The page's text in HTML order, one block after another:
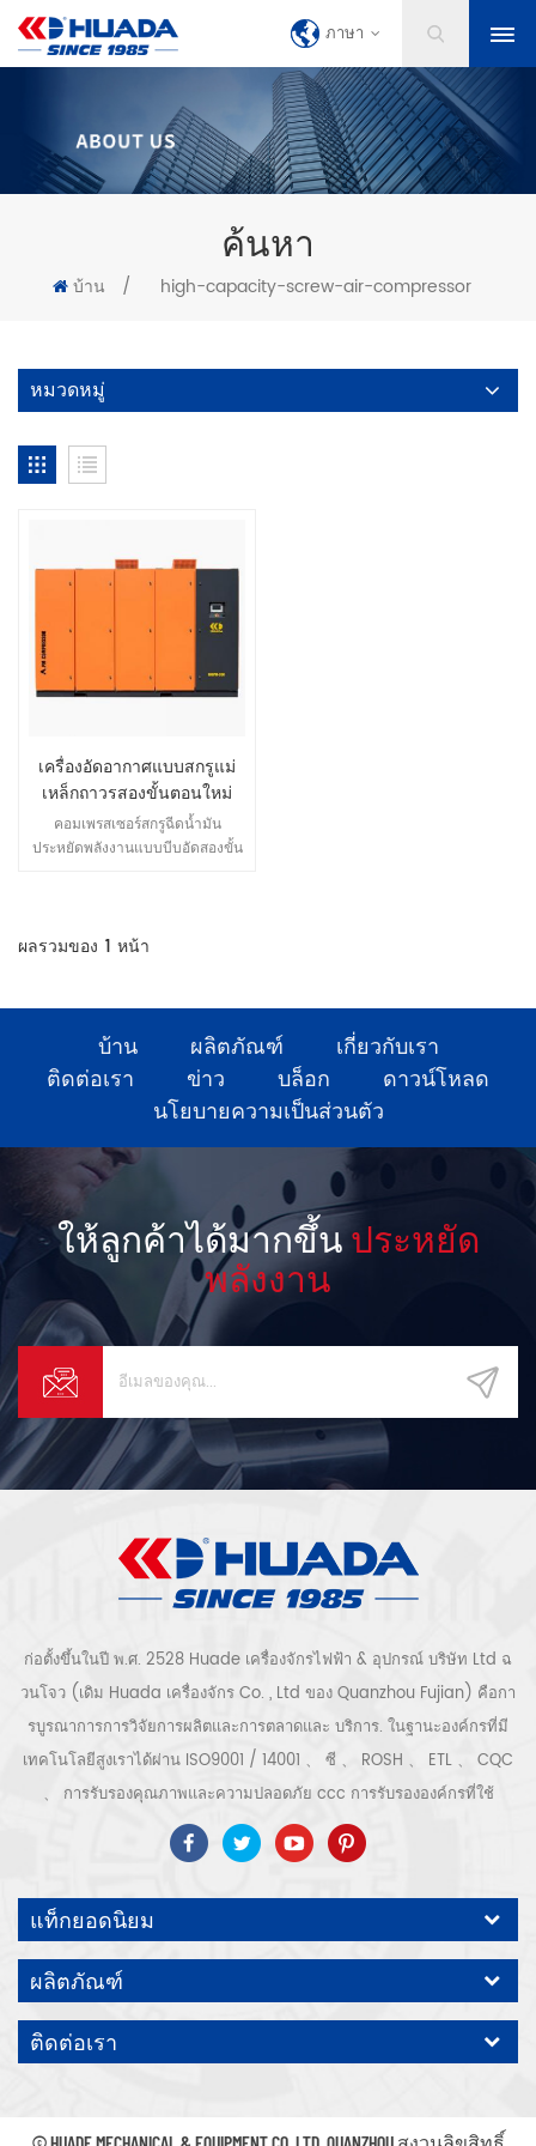
ภาษา
ค้นหา
บ้าน / high-capacity-screw-air-compressor
หมวดหมู่
เครื่องอัดอากาศแบบสกรูแม่
เหล็กถาวรสองขั้นตอนใหม่
ขนาด 250kw
คอมเพรสเซอร์สกรูฉีดน้ำมัน
ประหยัดพลังงานแบบบีบอัดสองขั้น
ฉีดน้ำมันแบบขั้นตอนเดียวเท่านั้น
อัตราส่วนการอัดที่ต่ำในแต่ละขั้น
ตอน มีแรงเพียงเล็กน้อยบนโรเตอร์
และแบริ่ง โรเตอร์ขนาดใหญ่ เส้น
ผ่านศูนย์กลางและความเร็วต่ำ
ผลรวมของ 1 หน้า
บ้าน ผลิตภัณฑ์
เกี่ยวกับเรา
ติดต่อเรา
ข่าว บล็อก
ดาวน์โหลด
นโยบายความเป็นส่วนตัว
ให้ลูกค้าได้มากขึ้น ประหยัด
พลังงาน
ก่อตั้งขึ้นในปี พ.ศ. 2528 Huade เครื่องจักรไฟฟ้า & อุปกรณ์ บริษัท Ltd ฉ
วนโจว (เดิม Huada เครื่องจักร Co. , Ltd ของ Quanzhou Fujian) คือกา
รบูรณาการการวิจัยการผลิตและการตลาดและ บริการ. ในฐานะองค์กรที่มี
เทคโนโลยีสูงเราได้ผ่าน ISO9001 / 14001 、 ซี 、 ROSH 、 ETL 、 CQC
、 การรับรองคุณภาพและความปลอดภัย ccc การรับรององค์กรที่ใช้
เทคโนโลยีขั้นสูง ฯลฯ ระบบและอุปกรณ์อัดอากาศ ได้แก่ แบบสกรู, ชนิดหอย
โข่ง, แบบไม่มีน้ำมัน, แบบเลื่อน, แบบลูกสูบ, เครื่องเป่า, ตัวกรอง, ท่อระบาย
น้ำ, พร้อมสายการผลิตเครื่องอัดอากาศที่สมบูรณ์ กว่า เครื่องอัดอากาศ 300
ชนิดสำหรับอุตสาหกรรม ผู้เชี่ยวชาญ. ของเรา บริษัท ได้สะสมมากกว่า
ประสบการณ์ 30 ปี จาก การหล่อชิ้นส่วนที่สำคัญที่สุดไปยังภาชนะรับแรงดัน
มอเตอร์ไฟฟ้าการแปรรูปชิ้นส่วนและอุปกรณ์ที่มีความแม่นยำ การประกอบ.
นอกจากนี้ บริษัท ของเราได้พัฒนากระบวนการหลักของเซอร์โวมอเตอร์แม่
เหล็กถาวรและได้รับสิทธิบัตรทางเทคนิคที่เกี่ยวข้องเพื่อนำไปสู่การ
คาดหวังปั๊มลมแบรนด์ของเราเอง ODM / OEM คือ ยอมรับ.
แท็กยอดนิยม
ผลิตภัณฑ์
ติดต่อเรา